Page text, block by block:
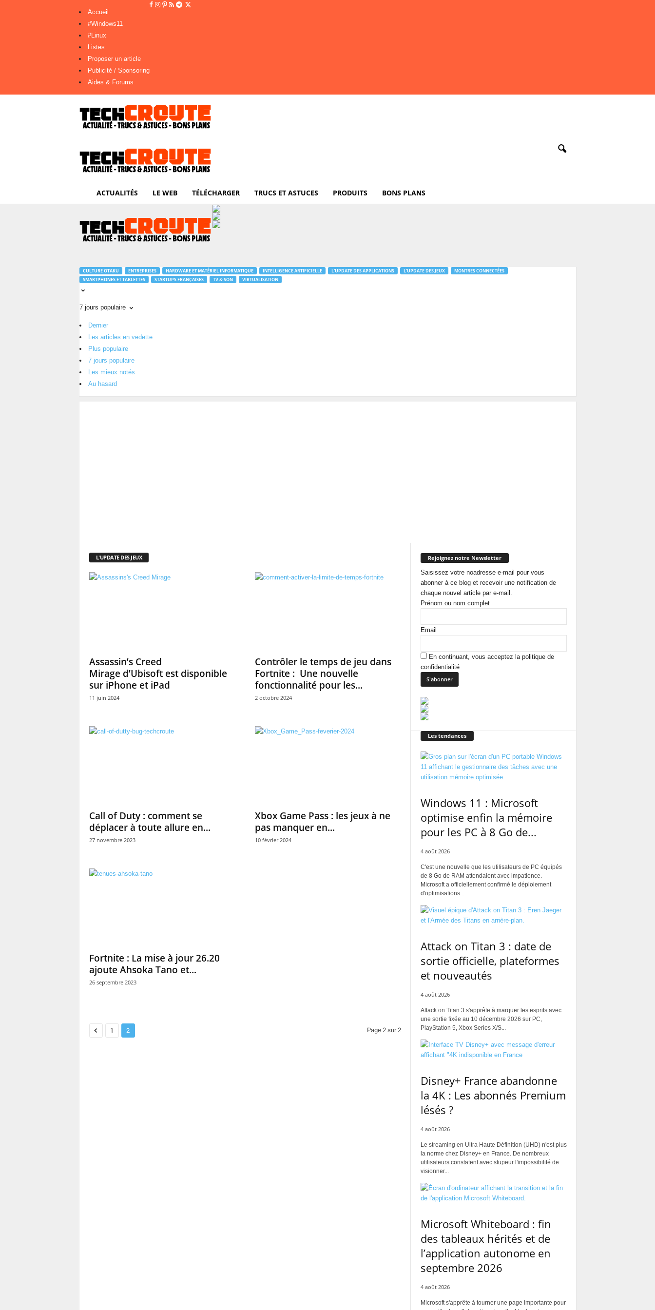
Accueil
#Windows11
#Linux
Listes
Proposer un article
Publicité / Sponsoring
Aides & Forums
ACTUALITÉS LE WEB TÉLÉCHARGER TRUCS ET ASTUCES PRODUITS BONS PLANS
e
c
r
u
t
e
.
CULTURE OTAKU ENTREPRISES HARDWARE ET MATÉRIEL INFORMATIQUE INTELLIGENCE ARTIFICIELLE L'UPDATE DES APPLICATIONS L'UPDATE DES JEUX
MONTRES CONNECTÉES
SMARTPHONES ET TABLETTES
STARTUPS FRANÇAISES TV & SON VIRTUALISATION
7 jours populaire
Dernier
Les articles en vedette
Plus populaire
7 jours populaire
Les mieux notés
Au hasard
L'UPDATE DES JEUX
Assassin’s Creed
Mirage d’Ubisoft est disponible
sur iPhone et iPad
11 juin 2024
Contrôler le temps de jeu dans
Fortnite : Une nouvelle
fonctionnalité pour les...
2 octobre 2024
Call of Duty : comment se
déplacer à toute allure en...
27 novembre 2023
Xbox Game Pass : les jeux à ne
pas manquer en...
10 février 2024
Fortnite : La mise à jour 26.20
ajoute Ahsoka Tano et...
26 septembre 2023
1 2 Page 2 sur 2
Rejoignez notre Newsletter
Saisissez votre noadresse e-mail pour vous
abonner à ce blog et recevoir une notification de
chaque nouvel article par e-mail.
Prénom ou nom complet
Email
En continuant, vous acceptez la politique de
confidentialité
Les tendances
Windows 11 : Microsoft
optimise enfin la mémoire
pour les PC à 8 Go de...
4 août 2026
C'est une nouvelle que les utilisateurs de PC équipés
de 8 Go de RAM attendaient avec impatience.
Microsoft a officiellement confirmé le déploiement
d'optimisations...
Attack on Titan 3 : date de
sortie officielle, plateformes
et nouveautés
4 août 2026
Attack on Titan 3 s'apprête à marquer les esprits avec
une sortie fixée au 10 décembre 2026 sur PC,
PlayStation 5, Xbox Series X/S...
Disney+ France abandonne
la 4K : Les abonnés Premium
lésés ?
4 août 2026
Le streaming en Ultra Haute Définition (UHD) n'est plus
la norme chez Disney+ en France. De nombreux
utilisateurs constatent avec stupeur l'impossibilité de
visionner...
Microsoft Whiteboard : fin
des tableaux hérités et de
l’application autonome en
septembre 2026
4 août 2026
Microsoft s'apprête à tourner une page importante pour